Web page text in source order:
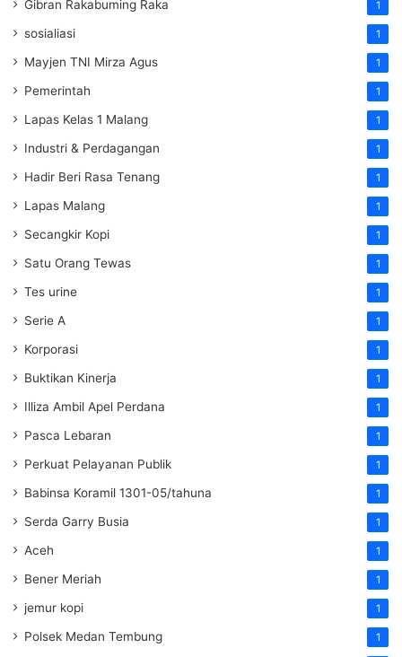
Gibran Rakabuming Raka 1
sosialiasi 1
Mayjen TNI Mirza Agus 1
Pemerintah 1
Lapas Kelas 1 Malang 1
Industri & Perdagangan 1
Hadir Beri Rasa Tenang 1
Lapas Malang 1
Secangkir Kopi 1
Satu Orang Tewas 1
Tes urine 1
Serie A 1
Korporasi 1
Buktikan Kinerja 1
Illiza Ambil Apel Perdana 1
Pasca Lebaran 1
Perkuat Pelayanan Publik 1
Babinsa Koramil 1301-05/tahuna 1
Serda Garry Busia 1
Aceh 1
Bener Meriah 1
jemur kopi 1
Polsek Medan Tembung 1